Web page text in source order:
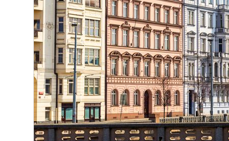
Лондон
Лос-Анджелес
Москва
Париж
Паттайя